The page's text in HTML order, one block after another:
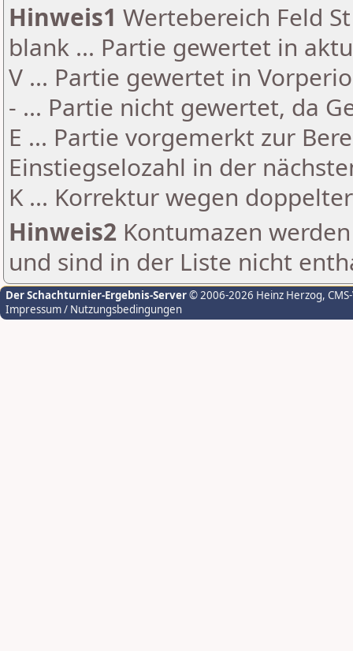
Hinweis1 Wertebereich Feld
blank ... Partie gewertet in
V ... Partie gewertet in
- ... Partie nicht gewertet, da
E ... Partie vorgemerkt zur
Einstiegselozahl in der
K ... Korrektur wegen
Hinweis2 Kontumazen
und sind in der Liste nicht
Der Schachturnier-Ergebnis-Server© 2006-2026 Heinz Herzog,
Impressum / Nutzungsbedingungen